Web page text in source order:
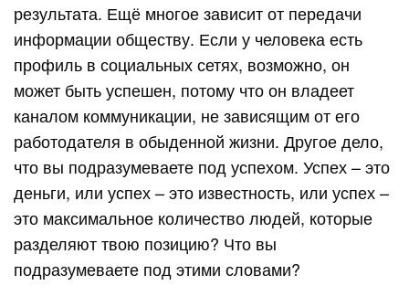
результата. Ещё многое зависит от передачи
информации обществу. Если у человека есть
профиль в социальных сетях, возможно, он
может быть успешен, потому что он владеет
каналом коммуникации, не зависящим от его
работодателя в обыденной жизни. Другое дело,
что вы подразумеваете под успехом. Успех – это
деньги, или успех – это известность, или успех –
это максимальное количество людей, которые
разделяют твою позицию? Что вы
подразумеваете под этими словами?